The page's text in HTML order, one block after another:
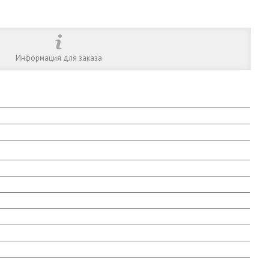
Информация для заказа